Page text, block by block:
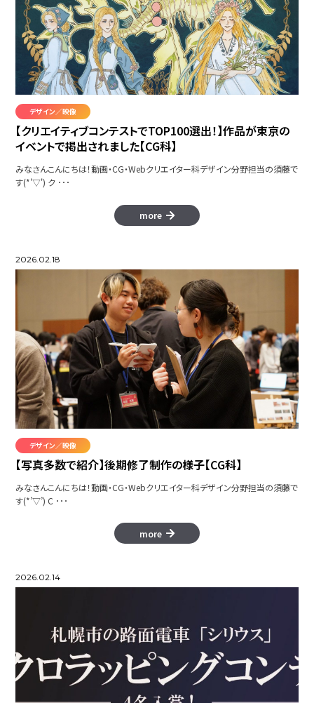
Produce AdobeExpress
Slovoid
Hoppin' Froppy
つづく。
3DCGアニメーション集
Batala Trejnado
モーション集
CONNECT コネクト
恋のイメージ
デザイン／映像
【クリエイティブコンテストでTOP100選出！】作品が東京の
イベントで掲出されました【CG科】
みなさんこんにちは！動画・CG・Webクリエイター科デザイン分野担当の須藤で
す(*'▽') ク ･･･
more
2026.02.18
デザイン／映像
【写真多数で紹介】後期修了制作の様子【CG科】
みなさんこんにちは！動画・CG・Webクリエイター科デザイン分野担当の須藤で
す(*’▽’) C ･･･
more
2026.02.14